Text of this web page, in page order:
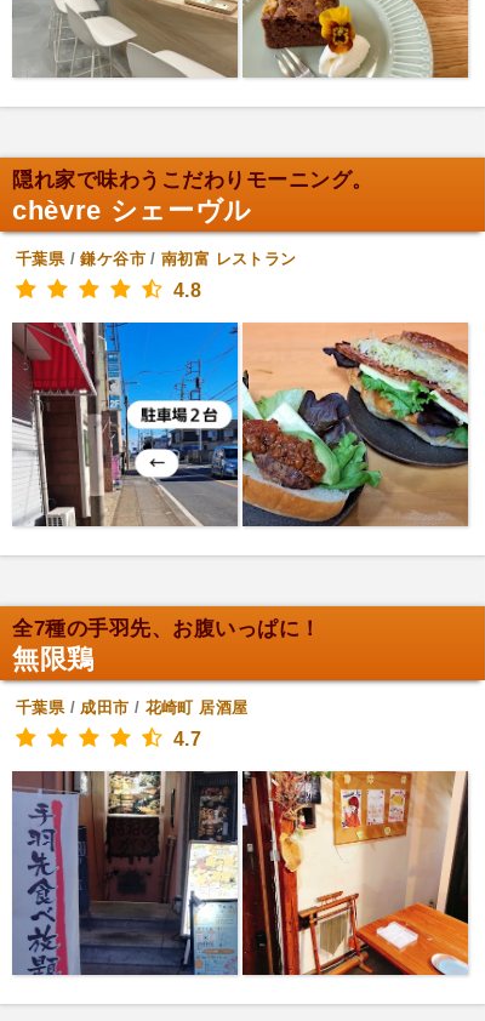
隠れ家で味わうこだわりモーニング。
chèvre シェーヴル
千葉県/鎌ケ谷市/南初富 レストラン
4.8
全7種の手羽先、お腹いっぱに！
無限鶏
千葉県/成田市 / 花崎町 居酒屋
4.7